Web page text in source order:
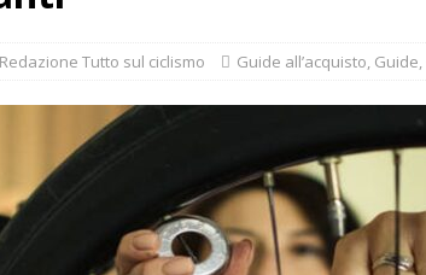
Redazione Tutto sul ciclismo Guide all’acquisto, Guide,